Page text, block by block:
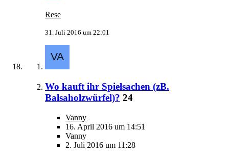
Rese
31. Juli 2016 um 22:01
Wo kauft ihr Spielsachen (zB.
Balsaholzwürfel)? 24
Vanny
16. April 2016 um 14:51
Vanny
2. Juli 2016 um 11:28